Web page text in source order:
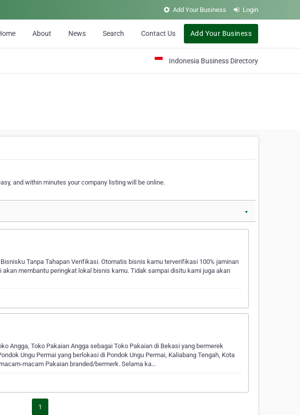
Add Your Business Login
About News Search Contact Us Add Your Business
Indonesia Business Directory
and within minutes your company listing will be online.
▼
Tanpa Tahapan Verifikasi. Otomatis bisnis kamu terverifikasi 100% jaminan
membantu peringkat lokal bisnis kamu. Tidak sampai disitu kami juga akan
Angga, Toko Pakaian Angga sebagai Toko Pakaian di Bekasi yang bermerek
Ungu Permai yang berlokasi di Pondok Ungu Permai, Kaliabang Tengah, Kota
macam Pakaian branded/bermerk. Selama ka…
1